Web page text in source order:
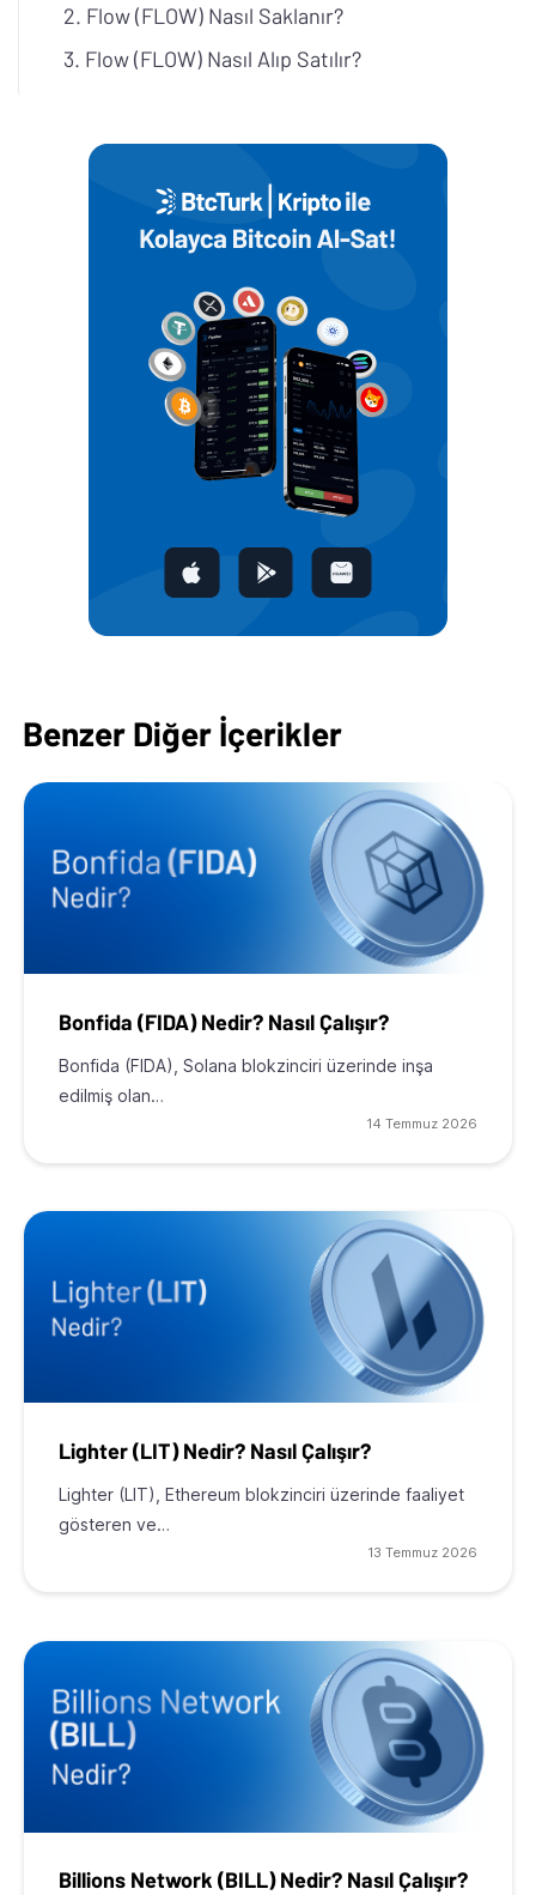
Flow (FLOW) Nasıl Saklanır?
Flow (FLOW) Nasıl Alıp Satılır?
Benzer Diğer İçerikler
Bonfida (FIDA) Nedir? Nasıl Çalışır?
Bonfida (FIDA), Solana blokzinciri üzerinde inşa
edilmiş olan…
14 Temmuz 2026
Lighter (LIT) Nedir? Nasıl Çalışır?
Lighter (LIT), Ethereum blokzinciri üzerinde faaliyet
gösteren ve…
13 Temmuz 2026
Billions Network (BILL) Nedir? Nasıl Çalışır?